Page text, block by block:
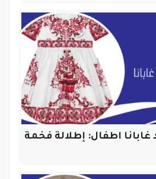
اطفال: إطلالة فخمة